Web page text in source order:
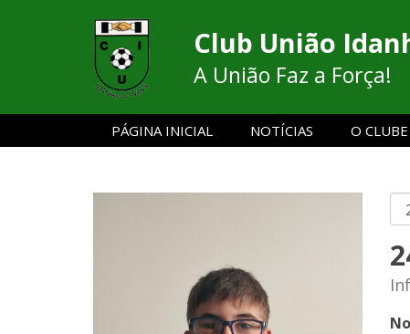
Club União
A União Faz a Força!
PÁGINA INICIAL NOTÍCIAS O CLUBE